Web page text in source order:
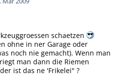
schaetzen
ohne in ner Garage oder
noch nie gemacht). Wenn man
man dann die Riemen
ist das ne 'Frikelei" ?